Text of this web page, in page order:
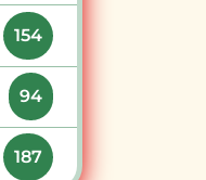
154
94
187